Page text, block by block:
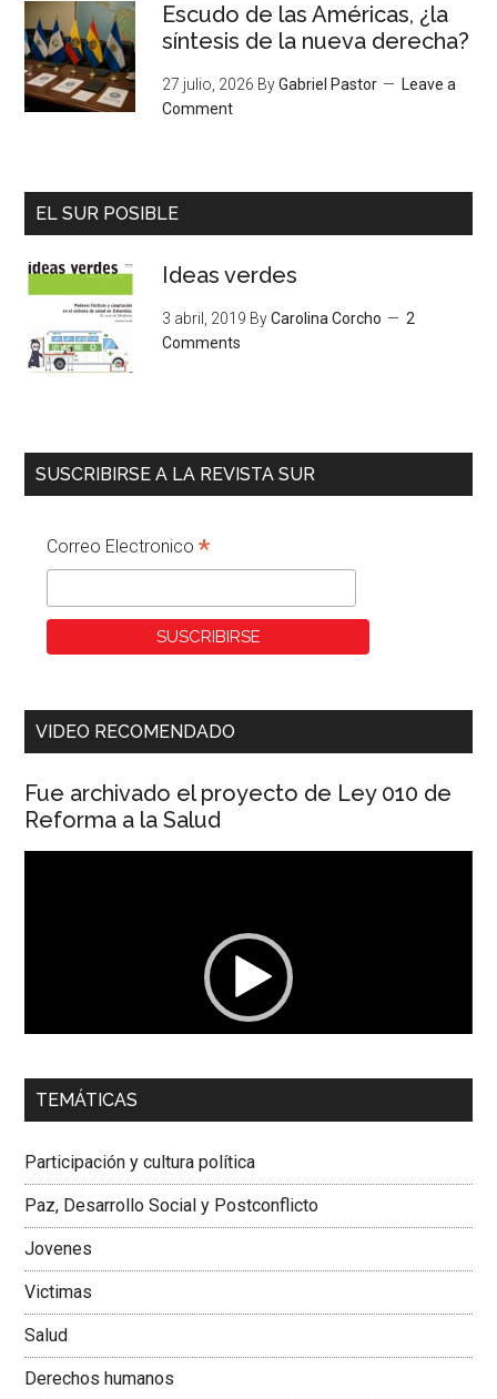
Escudo de las Américas, ¿la
síntesis de la nueva derecha?
27 julio, 2026 ByGabriel Pastor
Leave a
Comment
EL SUR POSIBLE
Ideas verdes
3 abril, 2019 ByCarolina Corcho
2
Comments
SUSCRIBIRSE A LA REVISTA SUR
Correo Electronico*
VIDEO RECOMENDADO
Fue archivado el proyecto de Ley 010 de
Reforma a la Salud
00:00 01:04
Dra. Carolina Corcho Mejía,Presidenta Corporación
Colombiana
TEMÁTICAS
Participación y cultura política
Paz, Desarrollo Social y Postconflicto
Jovenes
Victimas
Salud
Derechos humanos